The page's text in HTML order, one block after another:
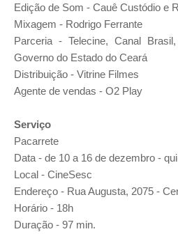
Edição de Som - Cauê Custódio e
Mixagem - Rodrigo Ferrante
Parceria - Telecine, Canal
Governo do Estado do Ceará
Distribuição - Vitrine Filmes
Agente de vendas - O2 Play
Serviço
Pacarrete
Data - de 10 a 16 de dezembro -
Local - CineSesc
Endereço - Rua Augusta, 2075 -
Horário - 18h
Duração - 97 min.